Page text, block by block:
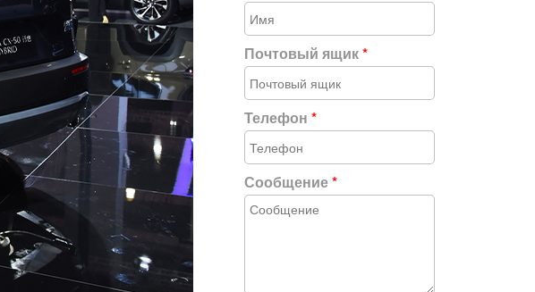
Почтовый ящик*
Телефон*
Сообщение*